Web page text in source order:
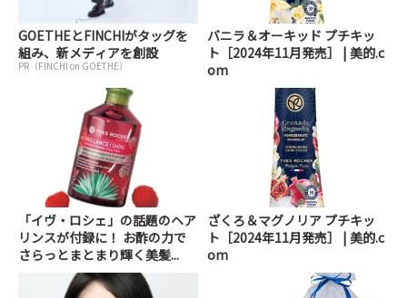
GOETHEとFINCHIがタッグを
組み、新メディアを創設
PR（FINCHI on GOETHE）
バニラ＆オーキッド プチキッ
ト［2024年11月発売］ | 美的.c
om
「イヴ・ロシェ」の話題のヘア
リンスが付録に！ お酢の力で
さらっとまとまり輝く美髪...
ざくろ＆マグノリア プチキッ
ト［2024年11月発売］ | 美的.c
om